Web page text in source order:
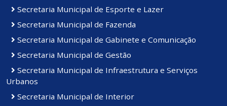
Secretaria Municipal de Esporte e Lazer
Secretaria Municipal de Fazenda
Secretaria Municipal de Gabinete e Comunicação
Secretaria Municipal de Gestão
Secretaria Municipal de Infraestrutura e Serviços
Urbanos
Secretaria Municipal de Interior